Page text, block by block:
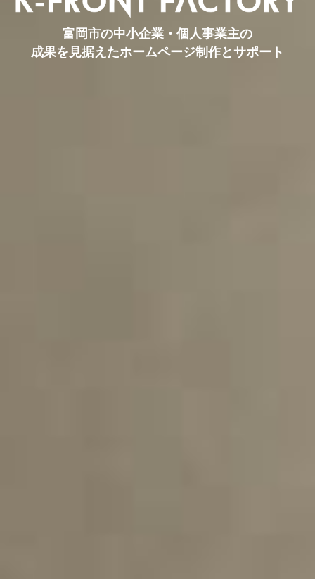
富岡市の中小企業・個人事業主の
成果を見据えたホームページ制作とサポート